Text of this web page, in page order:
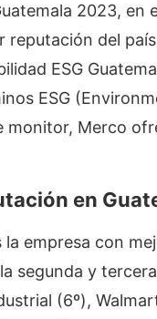
2023, en
del
ESG
ESG
monitor, Merco
en
empresa con
segunda y
(6º),